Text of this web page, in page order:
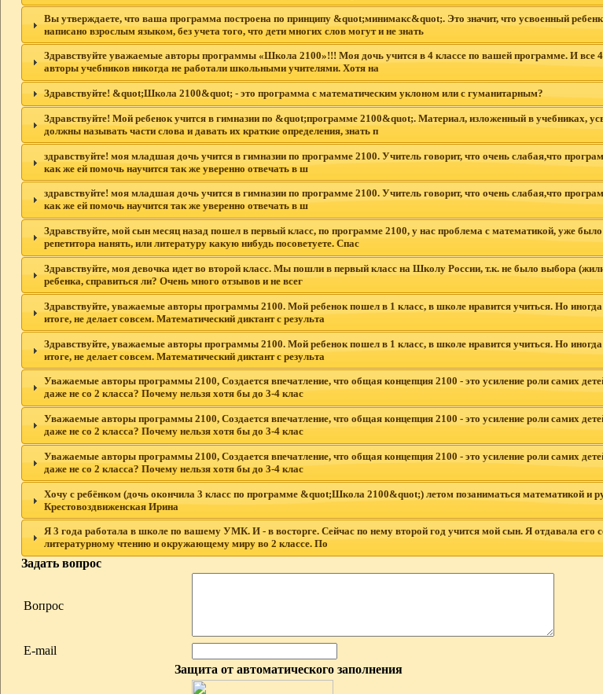
Вы утверждаете, что ваша программа построена по принципу &quot;минимакс&quot;. Это значит, что усвоенный
написано взрослым языком, без учета того, что дети многих слов могут и не знать
Здравствуйте уважаемые авторы программы «Школа 2100»!!! Моя дочь учится в 4 классе по вашей программе. И все
авторы учебников никогда не работали школьными учителями. Хотя на
Здравствуйте! &quot;Школа 2100&quot; - это программа с математическим уклоном или с гуманитарным?
Здравствуйте! Мой ребенок учится в гимназии по &quot;программе 2100&quot;. Материал, изложенный в учебниках,
должны называть части слова и давать их краткие определения, знать п
здравствуйте! моя младшая дочь учится в гимназии по программе 2100. Учитель говорит, что очень слабая,что
как же ей помочь научится так же уверенно отвечать в ш
здравствуйте! моя младшая дочь учится в гимназии по программе 2100. Учитель говорит, что очень слабая,что
как же ей помочь научится так же уверенно отвечать в ш
Здравствуйте, мой сын месяц назад пошел в первый класс, по программе 2100, у нас проблема с математикой, уже
репетитора нанять, или литературу какую нибудь посоветуете. Спас
Здравствуйте, моя девочка идет во второй класс. Мы пошли в первый класс на Школу России, т.к. не было выбора
ребенка, справиться ли? Очень много отзывов и не всег
Здравствуйте, уважаемые авторы программы 2100. Мой ребенок пошел в 1 класс, в школе нравится учиться. Но
итоге, не делает совсем. Математический диктант с результа
Здравствуйте, уважаемые авторы программы 2100. Мой ребенок пошел в 1 класс, в школе нравится учиться. Но
итоге, не делает совсем. Математический диктант с результа
Уважаемые авторы программы 2100, Создается впечатление, что общая концепция 2100 - это усиление роли самих
даже не со 2 класса? Почему нельзя хотя бы до 3-4 клас
Уважаемые авторы программы 2100, Создается впечатление, что общая концепция 2100 - это усиление роли самих
даже не со 2 класса? Почему нельзя хотя бы до 3-4 клас
Уважаемые авторы программы 2100, Создается впечатление, что общая концепция 2100 - это усиление роли самих
даже не со 2 класса? Почему нельзя хотя бы до 3-4 клас
Хочу с ребёнком (дочь окончила 3 класс по программе &quot;Школа 2100&quot;) летом позаниматься математикой и
Крестовоздвиженская Ирина
Я 3 года работала в школе по вашему УМК. И - в восторге. Сейчас по нему второй год учится мой сын. Я отдавала его
литературному чтению и окружающему миру во 2 классе. По
Задать вопрос
Вопрос
E-mail
Защита от автоматического заполнения